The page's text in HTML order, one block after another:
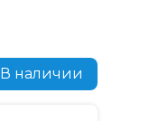
В наличии